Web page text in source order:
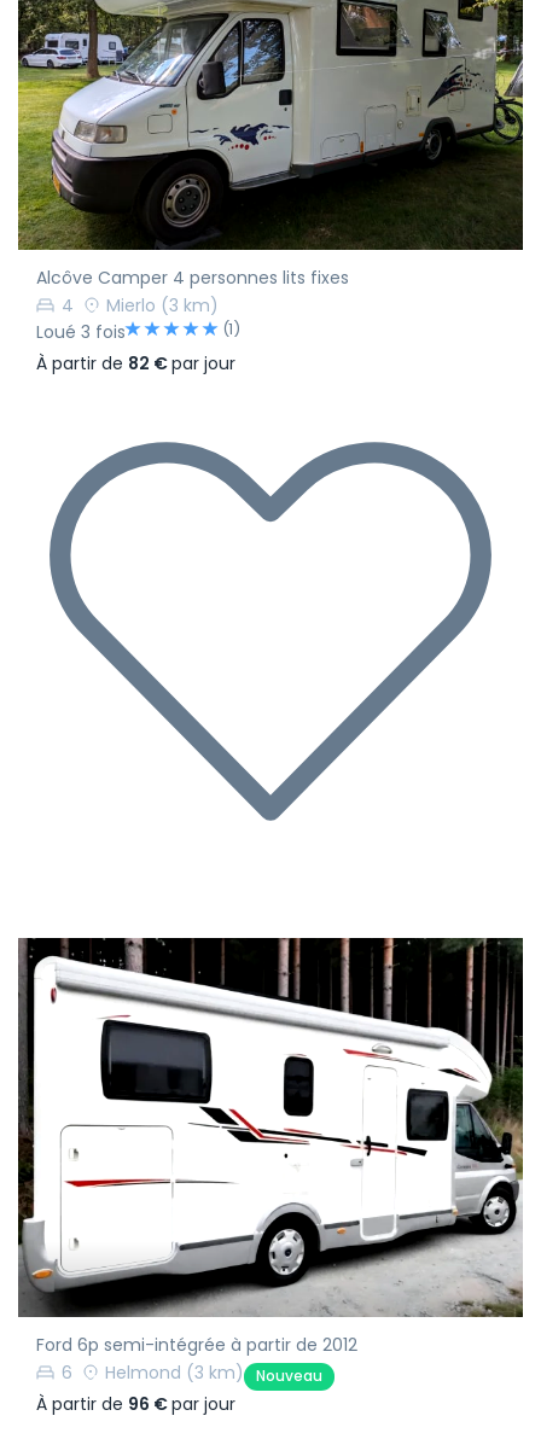
Alcôve Camper 4 personnes lits fixes
4
Mierlo (3 km)
Loué 3 fois
(1)
À partir de 82 €par jour
Ford 6p semi-intégrée à partir de 2012
6
Helmond (3 km) Nouveau
À partir de 96 €par jour